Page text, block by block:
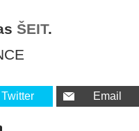
ŠEIT.
Twitter Email